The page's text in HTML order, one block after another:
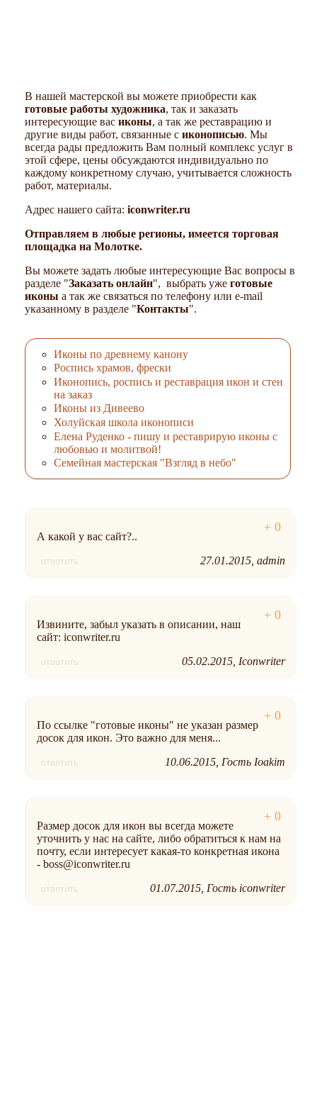
В нашей мастерской вы можете приобрести как
готовые работы художника, так и заказать
интересующие васиконы, а так же реставрацию и
другие виды работ, связанные сиконописью. Мы
всегда рады предложить Вам полный комплекс услуг в
этой сфере, цены обсуждаются индивидуально по
каждому конкретному случаю, учитывается сложность
работ, материалы.
Адрес нашего сайта:iconwriter.ru
Отправляем в любые регионы, имеется торговая
площадка на Молотке.
Вы можете задать любые интересующие Вас вопросы в
разделе "Заказать онлайн", выбрать ужеготовые
иконыа так же связаться по телефону или e-mail
указанному в разделе "Контакты".
Иконы по древнему канону
Роспись храмов, фрески
Иконопись, роспись и реставрация икон и стен
на заказ
Иконы из Дивеево
Холуйская школа иконописи
Елена Руденко - пишу и реставрирую иконы с
любовью и молитвой!
Семейная мастерская "Взгляд в небо"
А какой у вас сайт?..
ответить 27.01.2015 admin
Извините, забыл указать в описании, наш
сайт: iconwriter.ru
ответить 05.02.2015 Iconwriter
По ссылке "готовые иконы" не указан размер
досок для икон. Это важно для меня...
ответить 10.06.2015 Гость Ioakim
Размер досок для икон вы всегда можете
уточнить у нас на сайте, либо обратиться к нам на
почту, если интересует какая-то конкретная икона
- boss@iconwriter.ru
ответить 01.07.2015 Гость iconwriter